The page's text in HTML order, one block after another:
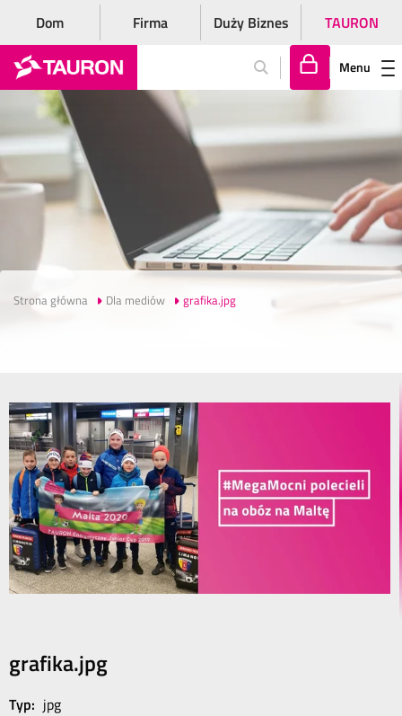
Dom Firma Duży Biznes TAURON
lo
gu
j
si
ę
Menu
Strona główna Dla mediów grafika.jpg
grafika.jpg
Typ: jpg